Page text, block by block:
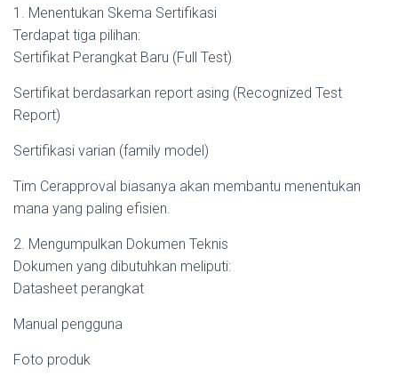
1. Menentukan Skema Sertifikasi
Terdapat tiga pilihan:
Sertifikat Perangkat Baru (Full Test)
Sertifikat berdasarkan report asing (Recognized Test
Report)
Sertifikasi varian (family model)
Tim Cerapproval biasanya akan membantu menentukan
mana yang paling efisien.
2. Mengumpulkan Dokumen Teknis
Dokumen yang dibutuhkan meliputi:
Datasheet perangkat
Manual pengguna
Foto produk